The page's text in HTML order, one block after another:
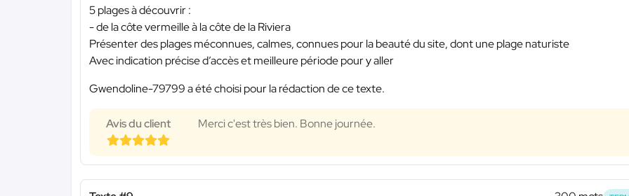
5 plages à découvrir :
- de la côte vermeille à la côte de la Riviera
Présenter des plages méconnues, calmes, connues pour la beauté du site, dont une plage naturiste
Avec indication précise d’accès et meilleure période pour y aller
Gwendoline-79799 a été choisi pour la rédaction de ce texte.
Avis du client Merci c'est très bien. Bonne journée.